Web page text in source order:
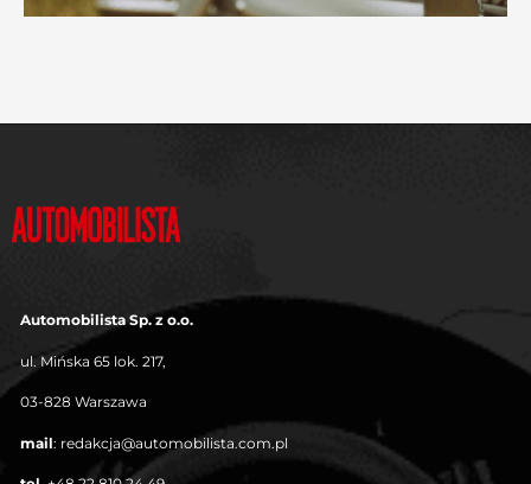
Automobilista Sp. z o.o.
ul. Mińska 65 lok. 217,
03-828 Warszawa
mail: redakcja@automobilista.com.pl